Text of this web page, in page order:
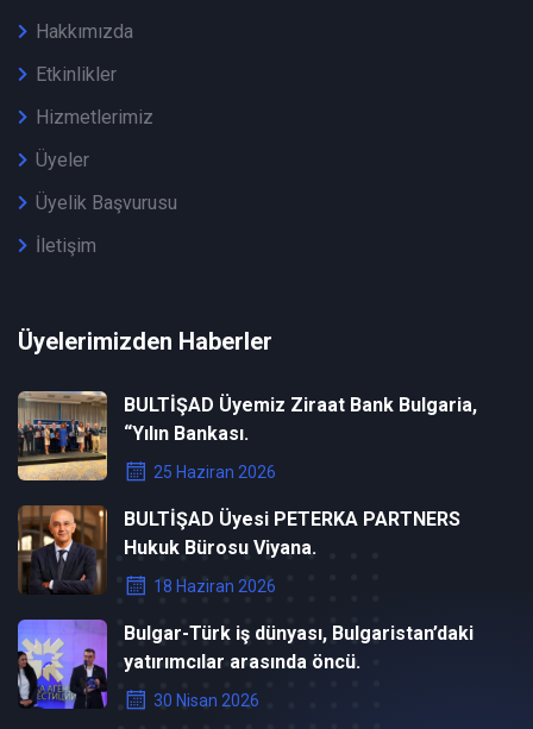
Hakkımızda
Etkinlikler
Hizmetlerimiz
Üyeler
Üyelik Başvurusu
İletişim
Üyelerimizden Haberler
BULTİŞAD Üyemiz Ziraat Bank Bulgaria,
“Yılın Bankası.
25 Haziran 2026
BULTİŞAD Üyesi PETERKA PARTNERS
Hukuk Bürosu Viyana.
18 Haziran 2026
Bulgar-Türk iş dünyası, Bulgaristan’daki
yatırımcılar arasında öncü.
30 Nisan 2026